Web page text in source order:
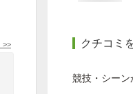
>> クチコミ
競技・シーン